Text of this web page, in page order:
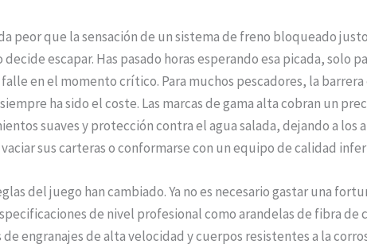
peor que la sensación de un sistema de freno bloqueado
escapar. Has pasado horas esperando esa picada, solo
en el momento crítico. Para muchos pescadores, la barrera
ha sido el coste. Las marcas de gama alta cobran un
suaves y protección contra el agua salada, dejando a los
sus carteras o conformarse con un equipo de calidad
del juego han cambiado. Ya no es necesario gastar una
de nivel profesional como arandelas de fibra de
de engranajes de alta velocidad y cuerpos resistentes a la